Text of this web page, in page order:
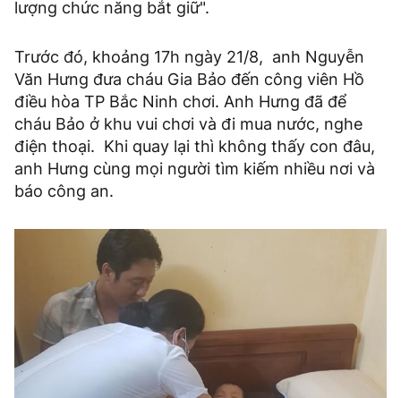
lượng chức năng bắt giữ".
Trước đó, khoảng 17h ngày 21/8, anh Nguyễn
Văn Hưng đưa cháu Gia Bảo đến công viên Hồ
điều hòa TP Bắc Ninh chơi. Anh Hưng đã để
cháu Bảo ở khu vui chơi và đi mua nước, nghe
điện thoại. Khi quay lại thì không thấy con đâu,
anh Hưng cùng mọi người tìm kiếm nhiều nơi và
báo công an.